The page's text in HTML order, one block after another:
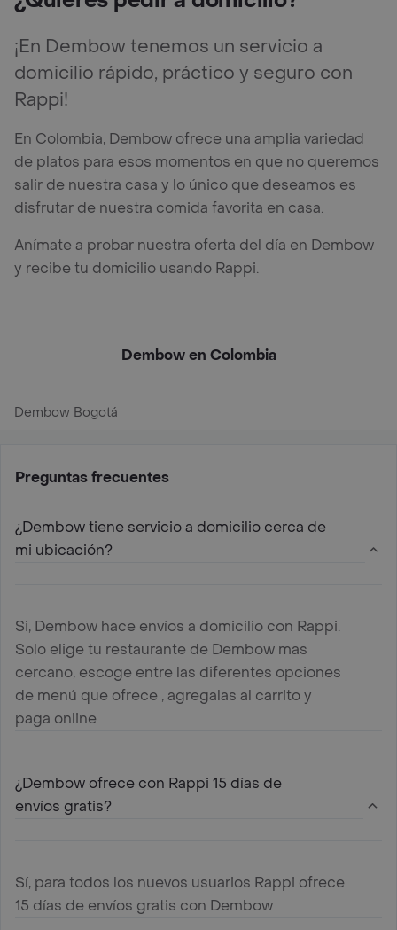
¡En Dembow tenemos un servicio a
domicilio rápido, práctico y seguro con
Rappi!
En Colombia, Dembow ofrece una amplia variedad
de platos para esos momentos en que no queremos
salir de nuestra casa y lo único que deseamos es
disfrutar de nuestra comida favorita en casa.
Anímate a probar nuestra oferta del día en Dembow
y recibe tu domicilio usando Rappi.
Dembow en Colombia
Dembow Bogotá
Preguntas frecuentes
¿Dembow tiene servicio a domicilio cerca de
mi ubicación?
Si, Dembow hace envíos a domicilio con Rappi.
Solo elige tu restaurante de Dembow mas
cercano, escoge entre las diferentes opciones
de menú que ofrece , agregalas al carrito y
paga online
¿Dembow ofrece con Rappi 15 días de
envíos gratis?
Sí, para todos los nuevos usuarios Rappi ofrece
15 días de envíos gratis con Dembow